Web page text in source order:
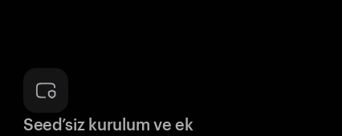
Seed’siz kurulum ve ek